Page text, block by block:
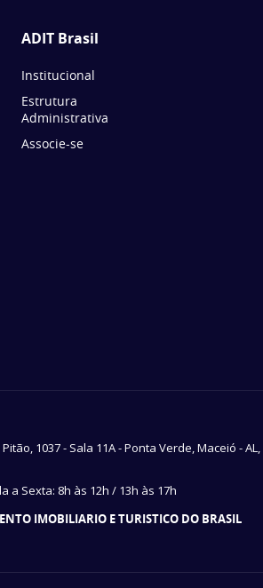
ADIT Brasil
Institucional
Estrutura
Administrativa
Associe-se
1037 - Sala 11A - Ponta Verde, Maceió - AL,
a Sexta: 8h às 12h / 13h às 17h
IMOBILIARIO E TURISTICO DO BRASIL